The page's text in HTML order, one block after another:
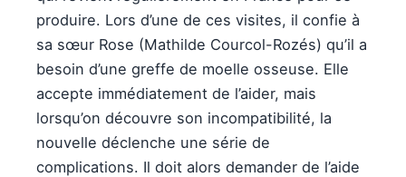
produire. Lors d’une de ces visites, il confie à
sa sœur Rose (Mathilde Courcol-Rozés) qu’il a
besoin d’une greffe de moelle osseuse. Elle
accepte immédiatement de l’aider, mais
lorsqu’on découvre son incompatibilité, la
nouvelle déclenche une série de
complications. Il doit alors demander de l’aide